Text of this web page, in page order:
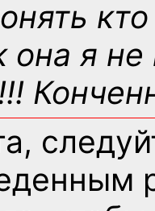
она я не